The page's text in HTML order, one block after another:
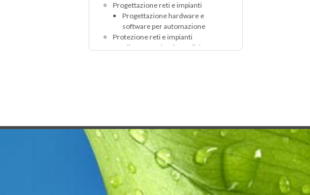
Progettazione reti e impianti
Progettazione hardware e
software per automazione
Protezione reti e impianti
Alimentatori reti catodiche
Revisione cabine di misura
Servizi alle imprese e consulenza
Formazione
Corsi di formazione
Software
Software per telecontrollo impianti